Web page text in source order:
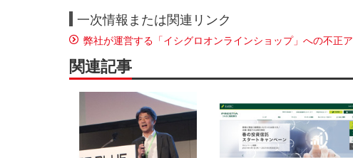
一次情報または関連リンク
弊社が運営する「イシグロオンラインショップ」への不正
関連記事